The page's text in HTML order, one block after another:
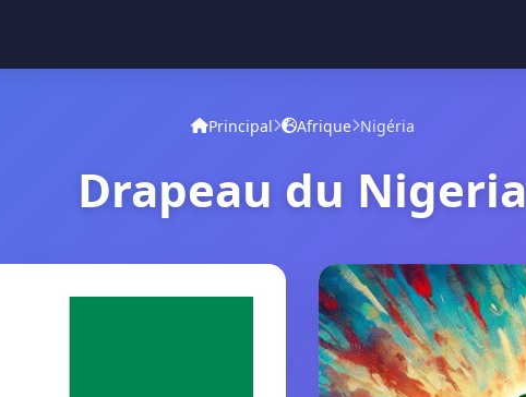
Principal Afrique Nigéria
Drapeau du Nigeria